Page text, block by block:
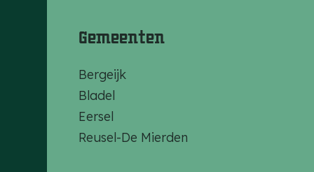
Gemeenten
Bergeijk
Bladel
Eersel
Reusel-De Mierden